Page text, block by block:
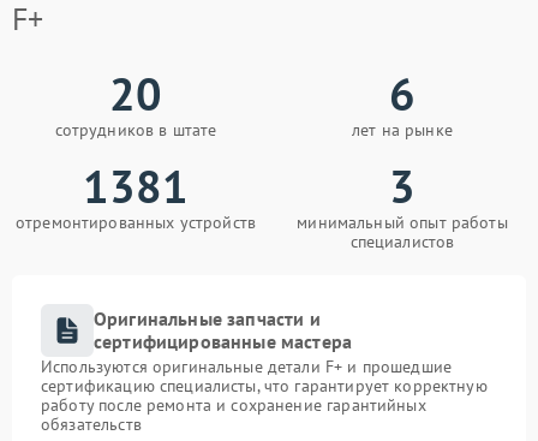
F+
20
сотрудников в штате
6
лет на рынке
1381
отремонтированных устройств
3
минимальный опыт работы
специалистов
Оригинальные запчасти и
сертифицированные мастера
Используются оригинальные детали F+ и прошедшие
сертификацию специалисты, что гарантирует корректную
работу после ремонта и сохранение гарантийных
обязательств